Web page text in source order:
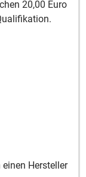
20,00 Euro
Hersteller